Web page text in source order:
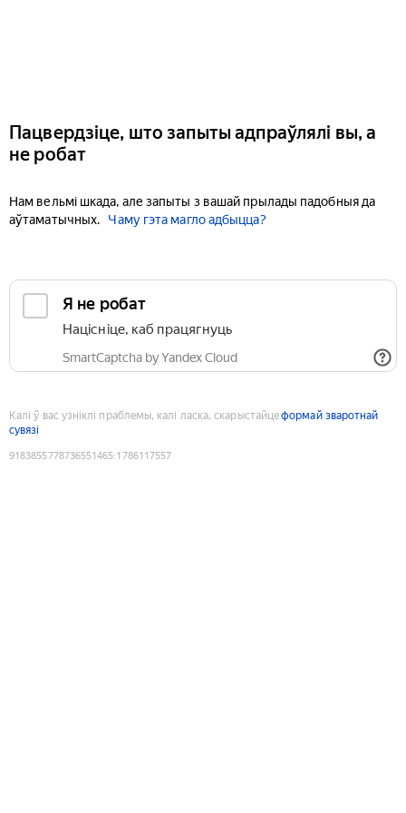
Пацвердзіце, што запыты адпраўлялі вы, а
не робат
Нам вельмі шкада, але запыты з вашай прылады падобныя да
аўтаматычных.
Чаму гэта магло адбыцца?
Я не робат
Націсніце, каб працягнуць
SmartCaptcha by Yandex Cloud
Калі ў вас узніклі праблемы, калі ласка, скарыстайцеформай зваротнай
сувязі
9183855778736551465:1786117557